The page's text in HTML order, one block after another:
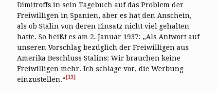
Dimitroffs in sein Tagebuch auf das Problem der
Freiwilligen in Spanien, aber es hat den Anschein,
als ob Stalin von deren Einsatz nicht viel gehalten
hatte. So heißt es am 2. Januar 1937: „Als Antwort auf
unseren Vorschlag bezüglich der Freiwilligen aus
Amerika Beschluss Stalins: Wir brauchen keine
Freiwilligen mehr. Ich schlage vor, die Werbung
einzustellen.“[13]